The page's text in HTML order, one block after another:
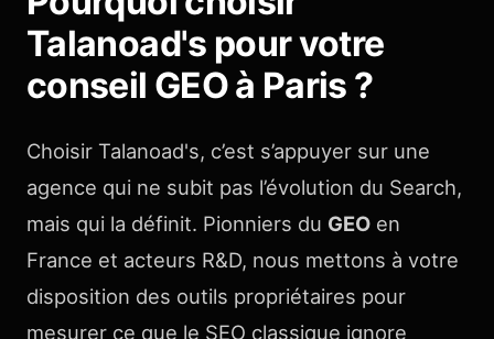
Talanoad's pour votre
conseil GEO à Paris ?
Choisir Talanoad's, c’est s’appuyer sur une
agence qui ne subit pas l’évolution du Search,
mais qui la définit. Pionniers du GEO en
France et acteurs R&D, nous mettons à votre
disposition des outils propriétaires pour
mesurer ce que le SEO classique ignore